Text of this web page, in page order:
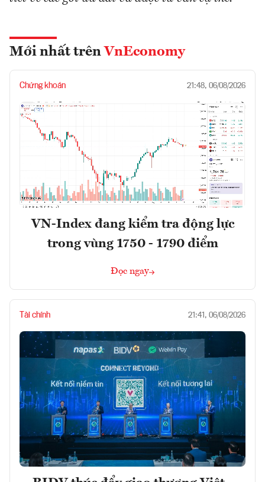
Mới nhất trên VnEconomy
Chứng khoán 21:48, 06/08/2026
VN-Index đang kiểm tra động lực
trong vùng 1750 - 1790 điểm
Đọc ngay
Tài chính 21:41, 06/08/2026